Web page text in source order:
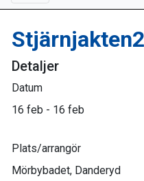
Detaljer
Datum
16 feb - 16 feb
Plats/arrangör
Mörbybadet, Danderyd